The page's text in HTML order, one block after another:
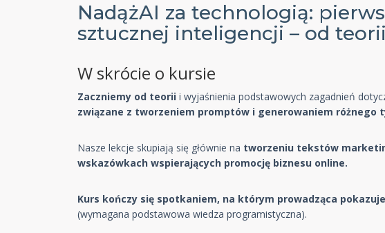
NadążAI za technologią:
sztucznej inteligencji – od
W skrócie o kursie
Zaczniemy od teorii i wyjaśnienia podstawowych zagadnień
związane z tworzeniem promptów i generowaniem różnego
Nasze lekcje skupiają się głównie na tworzeniu tekstów
wskazówkach wspierających promocję biznesu online.
Kurs kończy się spotkaniem, na którym prowadząca
(wymagana podstawowa wiedza programistyczna).